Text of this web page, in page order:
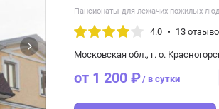
Пансионаты для лежачих пожилых
4.0 13
Московская обл., г. о.
от 1 200 ₽/ в сутки